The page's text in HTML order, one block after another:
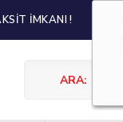
İMKANI !